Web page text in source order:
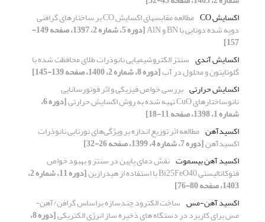
اکسایش CO
مطالعه مقایسه‎ای اکسایش CO بر ساختارهای گرافنی
دوپه شده دوتایی با BN و AlN [دوره 5، شماره 2، 1397، صفحه 149-
157]
اکسایش آندی سنتز الکتروشیمیایی نانوذرات طلای محافظت شده با
گلوتایتون و محلول در آب[دوره 8، شماره 2، 1400، صفحه 139-145]
اکسایش حرارتی بررسی خواص فیزیکی و اثر فوتورسانایی
نانوساختارهای CuO تهیه شده به روش اکسایش حرارتی [دوره 6،
شماره 1، 1398، صفحه 11-18]
اکسیدآهن مطالعه اثر توزیع اندازه بر ویژگی‌های نورتابی نانوذرات
اکسیدآهن[دوره 7، شماره 4، 1399، صفحه 26-32]
اکسید آهن بیسموت نقش دمای پایین در سنتز و بهبود خواص
فتوکاتالیستی Bi25FeO40 با استفاده از هیدرازین [دوره 11، شماره 2،
1403، صفحه 80-76]
اکسید آهن-مس ساخت الکترود چندسازه براساس گرافن/آهن-
مس برای کاربرد در دستگاه های ذخیره ساز انرژی الکتریکی [دوره 8،